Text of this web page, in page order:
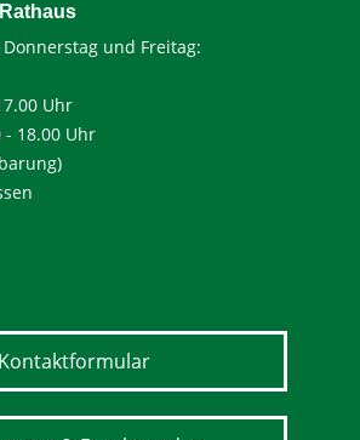
und Freitag:
Uhr
- 18.00 Uhr
Kontaktformular